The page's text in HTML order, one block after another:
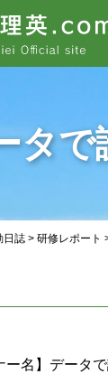
タで
日誌 > 研修レポート
ー名】データ